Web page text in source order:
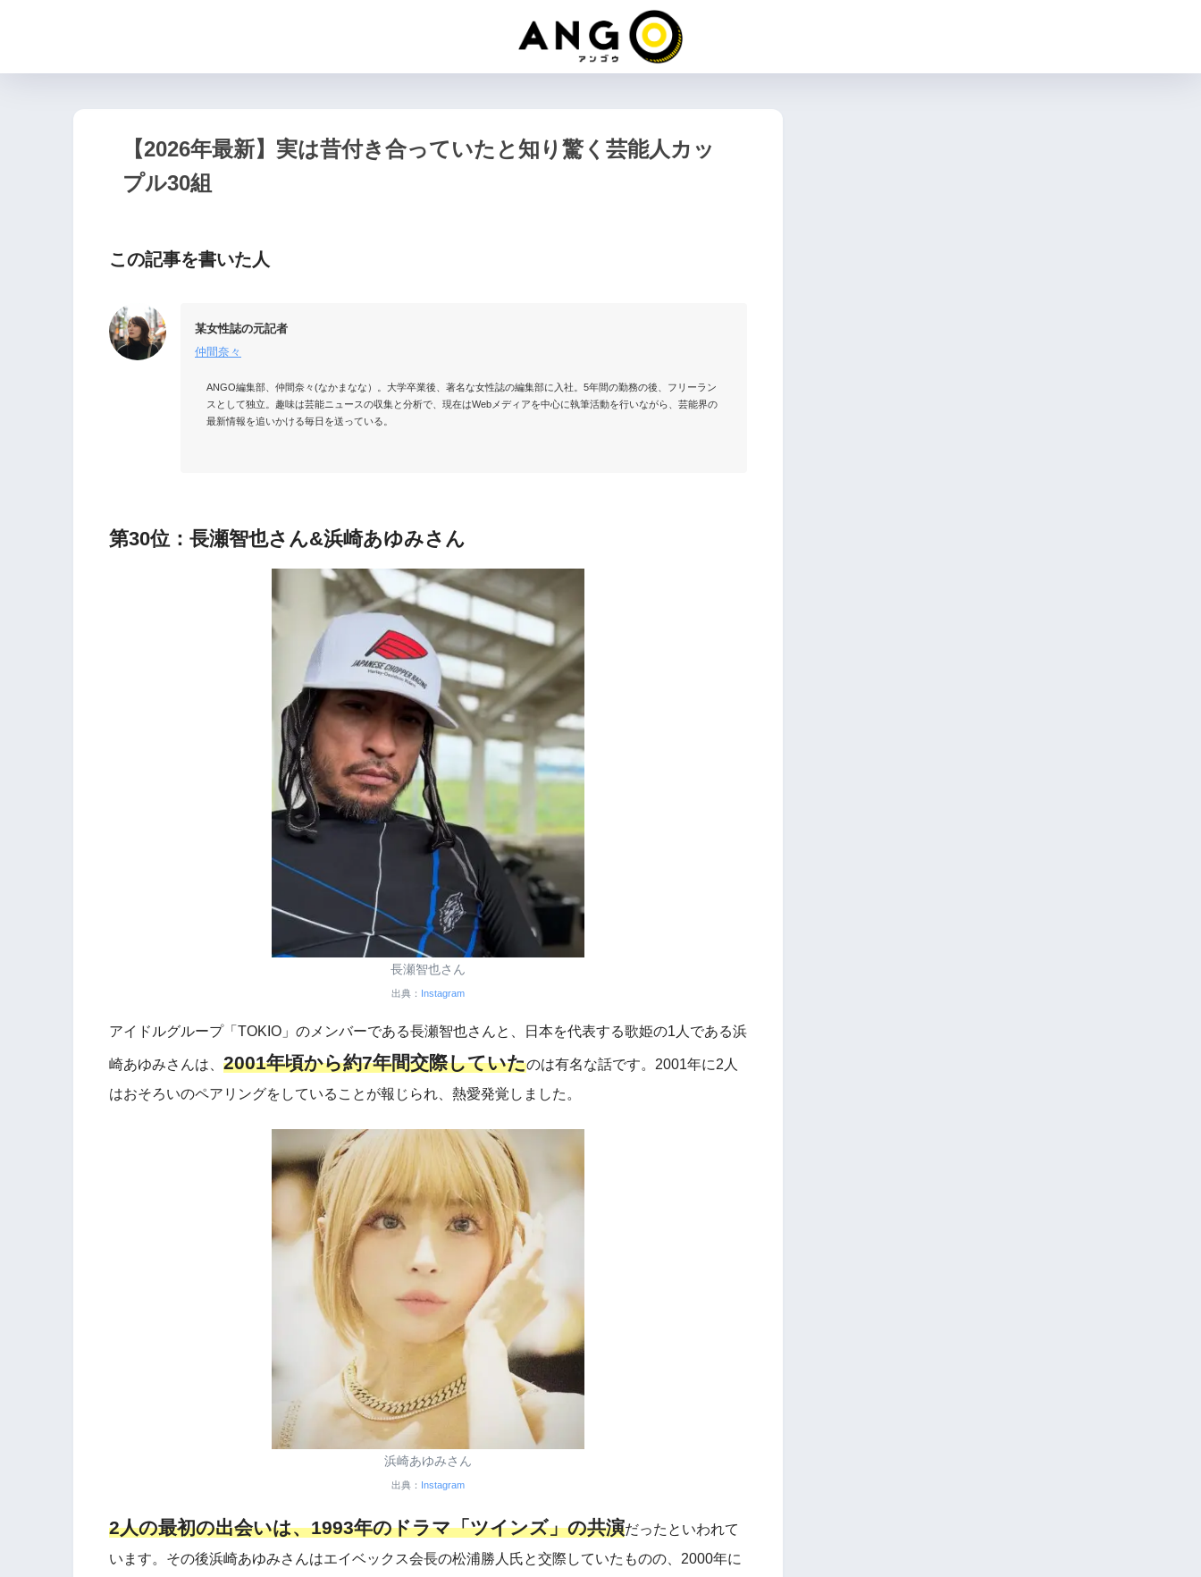
【2026年最新】実は昔付き合っていたと知り驚く芸能人カッ
プル30組
この記事を書いた人
某女性誌の元記者
仲間奈々
ANGO編集部、仲間奈々(なかまなな）。大学卒業後、著名な女性誌の編集部に入社。5年間の勤務の後、フリーラン
スとして独立。趣味は芸能ニュースの収集と分析で、現在はWebメディアを中心に執筆活動を行いながら、芸能界の
最新情報を追いかける毎日を送っている。
第30位：長瀬智也さん&浜崎あゆみさん
長瀬智也さん
出典： Instagram
アイドルグループ「TOKIO」のメンバーである長瀬智也さんと、日本を代表する歌姫の1人である浜
崎あゆみさんは、 2001年頃から約7年間交際していたのは有名な話です。2001年に2人
はおそろいのペアリングをしていることが報じられ、熱愛発覚しました。
浜崎あゆみさん
出典： Instagram
2人の最初の出会いは、1993年のドラマ「ツインズ」の共演だったといわれて
います。その後浜崎あゆみさんはエイベックス会長の松浦勝人氏と交際していたものの、2000年に